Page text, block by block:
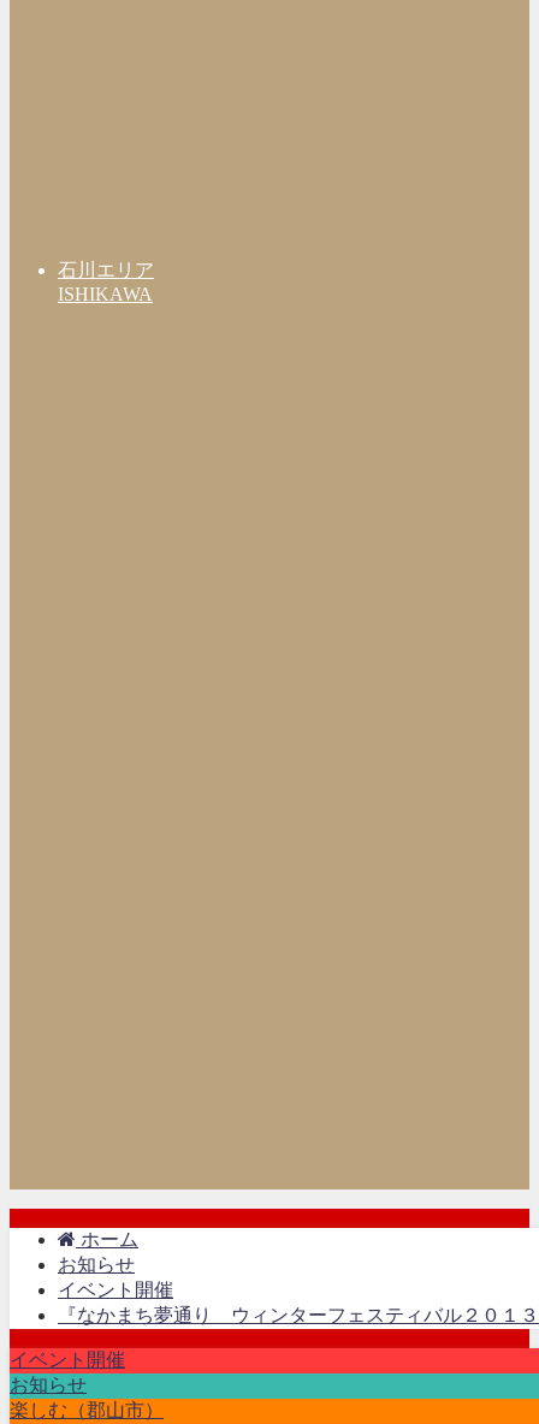
石川エリア
ISHIKAWA
ホーム
お知らせ
イベント開催
『なかまち夢通り ウィンターフェスティバル２０１
イベント開催
お知らせ
楽しむ（郡山市）